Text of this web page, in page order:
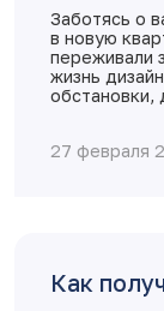
Заботясь о
в новую
переживали
жизнь
обстановки,
27 февраля
Как